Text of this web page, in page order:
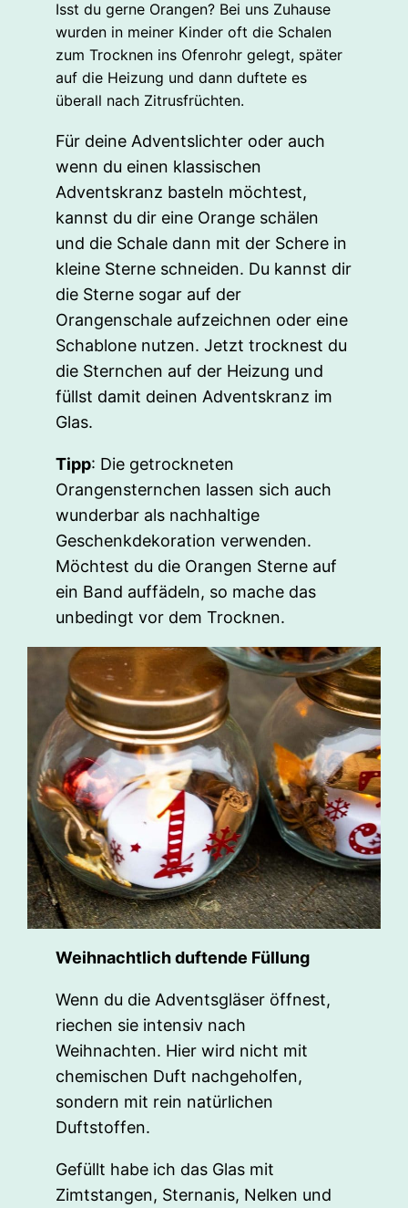
Isst du gerne Orangen? Bei uns Zuhause
wurden in meiner Kinder oft die Schalen
zum Trocknen ins Ofenrohr gelegt, später
auf die Heizung und dann duftete es
überall nach Zitrusfrüchten.
Für deine Adventslichter oder auch
wenn du einen klassischen
Adventskranz basteln möchtest,
kannst du dir eine Orange schälen
und die Schale dann mit der Schere in
kleine Sterne schneiden. Du kannst dir
die Sterne sogar auf der
Orangenschale aufzeichnen oder eine
Schablone nutzen. Jetzt trocknest du
die Sternchen auf der Heizung und
füllst damit deinen Adventskranz im
Glas.
Tipp: Die getrockneten
Orangensternchen lassen sich auch
wunderbar als nachhaltige
Geschenkdekoration verwenden.
Möchtest du die Orangen Sterne auf
ein Band auffädeln, so mache das
unbedingt vor dem Trocknen.
Weihnachtlich duftende Füllung
Wenn du die Adventsgläser öffnest,
riechen sie intensiv nach
Weihnachten. Hier wird nicht mit
chemischen Duft nachgeholfen,
sondern mit rein natürlichen
Duftstoffen.
Gefüllt habe ich das Glas mit
Zimtstangen, Sternanis, Nelken und